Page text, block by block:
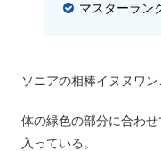
マスターラン
ソニアの相棒イヌヌワン
体の緑色の部分に合わ
入っている。